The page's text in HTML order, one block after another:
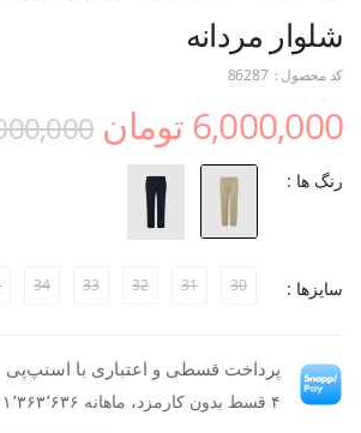
شلوار مردانه
کد محصول : 86287
6,000,000 تومان
رنگ ها :
سایزها : 30
31
32
33
34
پرداخت قسطی و اعتباری با اسنپ‌پی
۴ قسط بدون کارمزد، ماهانه ۱٬۳۶۳٬۶۳۶ تومان